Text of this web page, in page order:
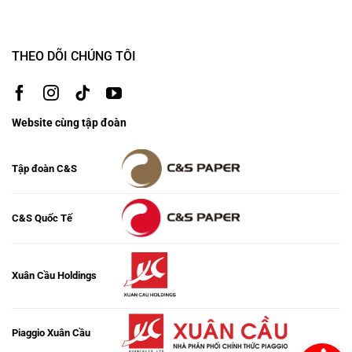
THEO DÕI CHÚNG TÔI
Website cùng tập đoàn
Tập đoàn C&S
C&S Quốc Tế
Xuân Cầu Holdings
Piaggio Xuân Cầu